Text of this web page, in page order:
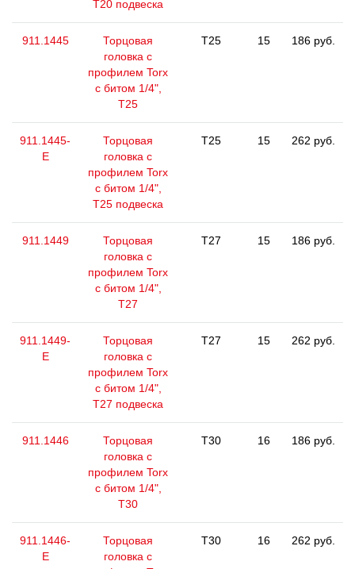
T20 подвеска
911.1445
Торцовая
головка с
профилем Torx
с битом 1/4",
T25
T25 15 186 руб.
911.1445-
E
Торцовая
головка с
профилем Torx
с битом 1/4",
T25 подвеска
T25 15 262 руб.
911.1449
Торцовая
головка с
профилем Torx
с битом 1/4",
T27
T27 15 186 руб.
911.1449-
E
Торцовая
головка с
профилем Torx
с битом 1/4",
T27 подвеска
T27 15 262 руб.
911.1446
Торцовая
головка с
профилем Torx
с битом 1/4",
T30
T30 16 186 руб.
911.1446-
E
Торцовая
головка с
T30 16 262 руб.